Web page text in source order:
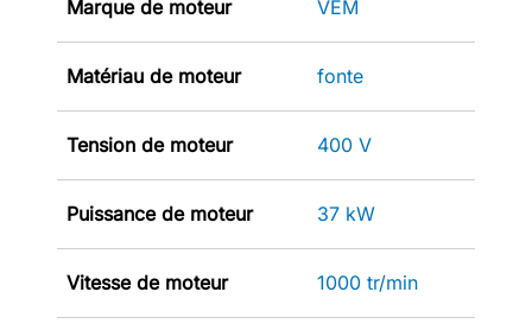
Marque de moteur VEM
Matériau de moteur fonte
Tension de moteur 400 V
Puissance de moteur 37 kW
Vitesse de moteur 1000 tr/min